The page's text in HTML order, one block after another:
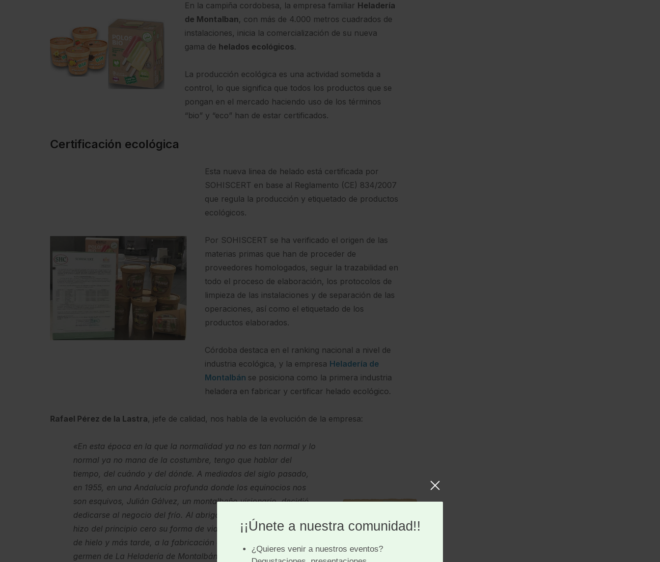
En la campiña cordobesa, la empresa familiar Heladería
de Montalban, con más de 4.000 metros cuadrados de
instalaciones, inicia la comercialización de su nueva
gama de helados ecológicos.
La producción ecológica es una actividad sometida a
control, lo que significa que todos los productos que se
pongan en el mercado haciendo uso de los términos
“bio” y “eco” han de estar certificados.
Certificación ecológica
Esta nueva linea de helado está certificada por
SOHISCERT en base al Reglamento (CE) 834/2007
que regula la producción y etiquetado de productos
ecológicos.
Por SOHISCERT se ha verificado el origen de las
materias primas que han de proceder de
proveedores homologados, seguir la trazabilidad en
todo el proceso de elaboración, los protocolos de
limpieza de las instalaciones y de separación de las
operaciones, así como el etiquetado de los
productos elaborados.
Córdoba destaca en el ranking nacional a nivel de
industria ecológica, y la empresa Heladería de
Montalbán se posiciona como la primera industria
heladera en fabricar y certificar helado ecológico.
Rafael Pérez de la Lastra, jefe de calidad, nos habla de la evolución de la empresa:
«En esta época en la que la normalidad ya no es tan normal y lo
normal ya no mana de la costumbre, tengo que hablar del
tiempo, del cuándo y del dónde. A mediados del siglo pasado,
en 1955, en una Andalucía profunda donde los equinocios nos
son esquivos, Julián Gálvez, un montalbeño visionario, decidió
dedicarse al negocio del frío. Al abrigo de los sofocantes estíos,
hizo del principio cero su forma de vida, dedicándose a la venta
de hielo y más tarde, a la fabricación de helados. Ese fue el
germen de La Heladería de Montalbán.
Sesenta y cinco años y